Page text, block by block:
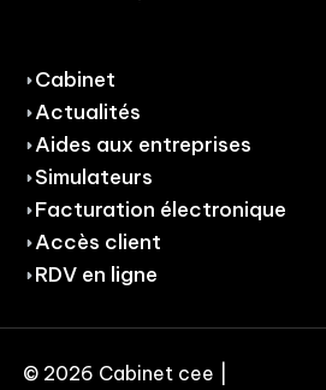
Cabinet
Actualités
Aides aux entreprises
Simulateurs
Facturation électronique
Accès client
RDV en ligne
© 2026 Cabinet cee |